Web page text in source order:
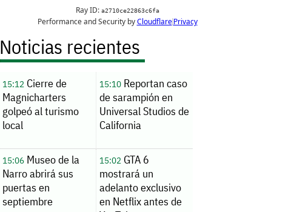
Noticias recientes
15:12 Cierre de
Magnicharters
golpeó al turismo
local
15:10Reportan caso
de sarampión en
Universal Studios de
California
15:06 Museo de la
Narro abrirá sus
puertas en
septiembre
15:02GTA 6
mostrará un
adelanto exclusivo
en Netflix antes de